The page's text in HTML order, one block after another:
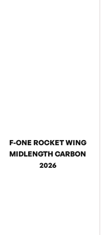
F-ONE ROCKET WING
MIDLENGTH CARBON
2026